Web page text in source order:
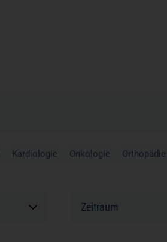
Kardiologie Onkologie Orthopädie